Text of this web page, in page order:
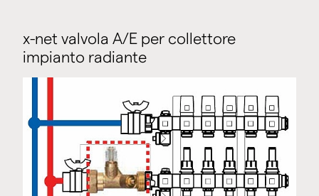
x-net valvola A/E per collettore
impianto radiante